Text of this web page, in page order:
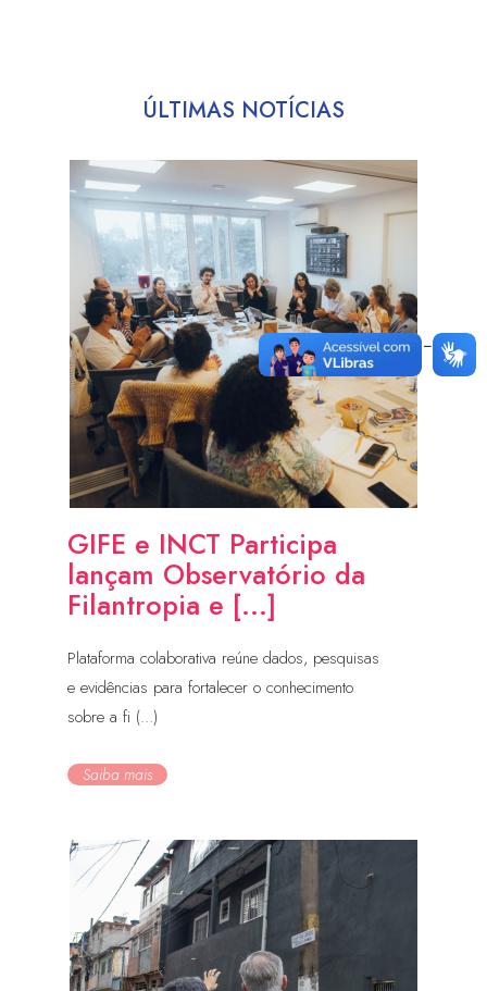
ÚLTIMAS NOTÍCIAS
GIFE e INCT Participa
lançam Observatório da
Filantropia e [...]
Plataforma colaborativa reúne dados, pesquisas
e evidências para fortalecer o conhecimento
sobre a fi (...)
Saiba mais